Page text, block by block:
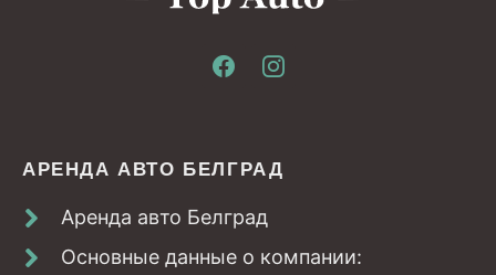
АРЕНДА АВТО БЕЛГРАД
Аренда авто Белград
Основные данные о компании: